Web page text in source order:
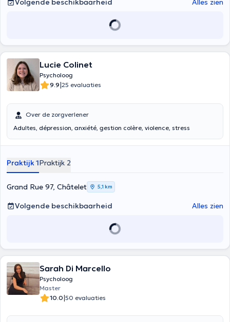
Volgende beschikbaarheid Alles zien
Lucie Colinet
Psycholoog
9.9|25 evaluaties
Over de zorgverlener
Adultes, dépression, anxiété, gestion colère, violence, stress
Praktijk 1Praktijk 2
Grand Rue 97, Châtelet 5,1 km
Volgende beschikbaarheid Alles zien
Sarah Di Marcello
Psycholoog
Master
10.0|50 evaluaties